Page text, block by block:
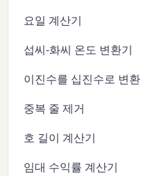
요일 계산기
섭씨-화씨 온도 변환기
이진수를 십진수로 변환
중복 줄 제거
호 길이 계산기
임대 수익률 계산기